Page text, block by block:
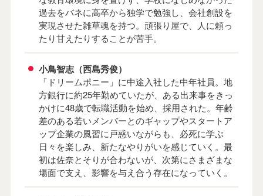
過去をバネに高卒から独学で勉強し、会社創設を
実現させた雑草魂を持つ。頑張り屋で、人に頼っ
たり甘えたりすることが苦手。
小鳥智志（西島秀俊）
「ドリームポニー」に中途入社した中年社員。地
方銀行に約25年勤めていたが、ある出来事をきっ
かけに48歳で転職活動を始め、採用された。年齢
差のある若いメンバーとのギャップやスタートア
ップ企業の風習に戸惑いながらも、必死に学ぶ
日々を楽しみ、新たなやりがいを感じていく。最
初は佐奈とそりが合わないが、次第にさまざまな
場面で支え、影響を与え合う存在になっていく。